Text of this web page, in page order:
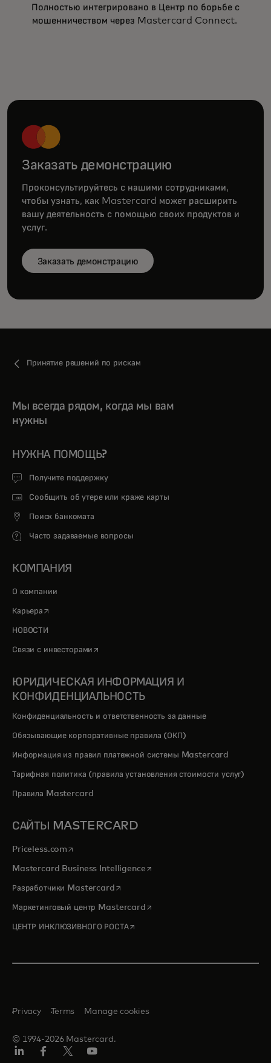
Полностью интегрировано в Центр по борьбе с
мошенничеством через Mastercard Connect.
Заказать демонстрацию
Проконсультируйтесь с нашими сотрудниками,
чтобы узнать, как Mastercard может расширить
вашу деятельность с помощью своих продуктов и
услуг.
Заказать демонстрацию
Принятие решений по рискам
Мы всегда рядом, когда мы вам
нужны
НУЖНА ПОМОЩЬ?
Получите поддержку
Сообщить об утере или краже карты
Поиск банкомата
Часто задаваемые вопросы
КОМПАНИЯ
О компании
Карьера opens in a new tab
НОВОСТИ
Связи с инвесторами opens in a new tab
ЮРИДИЧЕСКАЯ ИНФОРМАЦИЯ И
КОНФИДЕНЦИАЛЬНОСТЬ
Конфиденциальность и ответственность за данные
Обязывающие корпоративные правила (ОКП)
Информация из правил платежной системы Mastercard
Тарифная политика (правила установления стоимости услуг)
Правила Mastercard
САЙТЫ MASTERCARD
Priceless.com opens in a new tab
Mastercard Business Intelligenceopens in a new tab
Разработчики Mastercardopens in a new tab
Маркетинговый центр Mastercardopens in a new tab
ЦЕНТР ИНКЛЮЗИВНОГО РОСТАopens in a new tab
© 1994-2026 Mastercard.
Privacy Terms Manage cookies